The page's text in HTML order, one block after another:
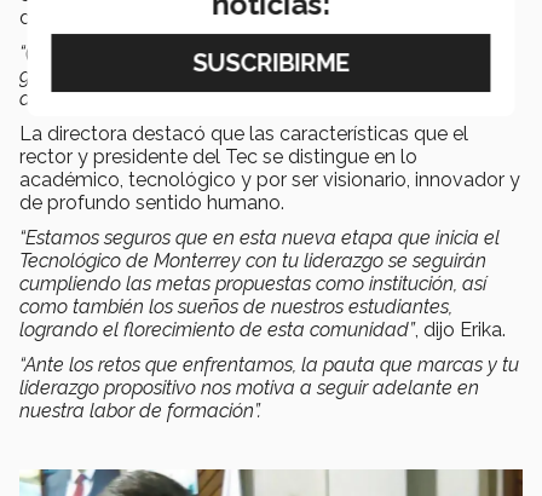
decisiones, expresó la directoraErika Calles
“(Es un) conocedor de la institución, sus procesos y su
gente por la experiencia que ha tenido como profesor y
directivo”, comentó Calles.
La directora destacó que las características que el
rector y presidente del Tec se distingue en lo
académico, tecnológico y por ser visionario, innovador y
de profundo sentido humano.
“Estamos seguros que en esta nueva etapa que inicia el
Tecnológico de Monterrey con tu liderazgo se seguirán
cumpliendo las metas propuestas como institución, así
como también los sueños de nuestros estudiantes,
logrando el florecimiento de esta comunidad”, dijo Erika.
“Ante los retos que enfrentamos, la pauta que marcas y tu
liderazgo propositivo nos motiva a seguir adelante en
nuestra labor de formación”.